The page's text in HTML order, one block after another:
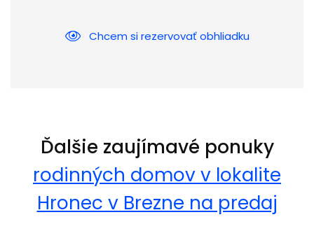
Chcem si rezervovať obhliadku
Ďalšie zaujímavé ponuky
rodinných domov v lokalite
Hronec v Brezne na predaj